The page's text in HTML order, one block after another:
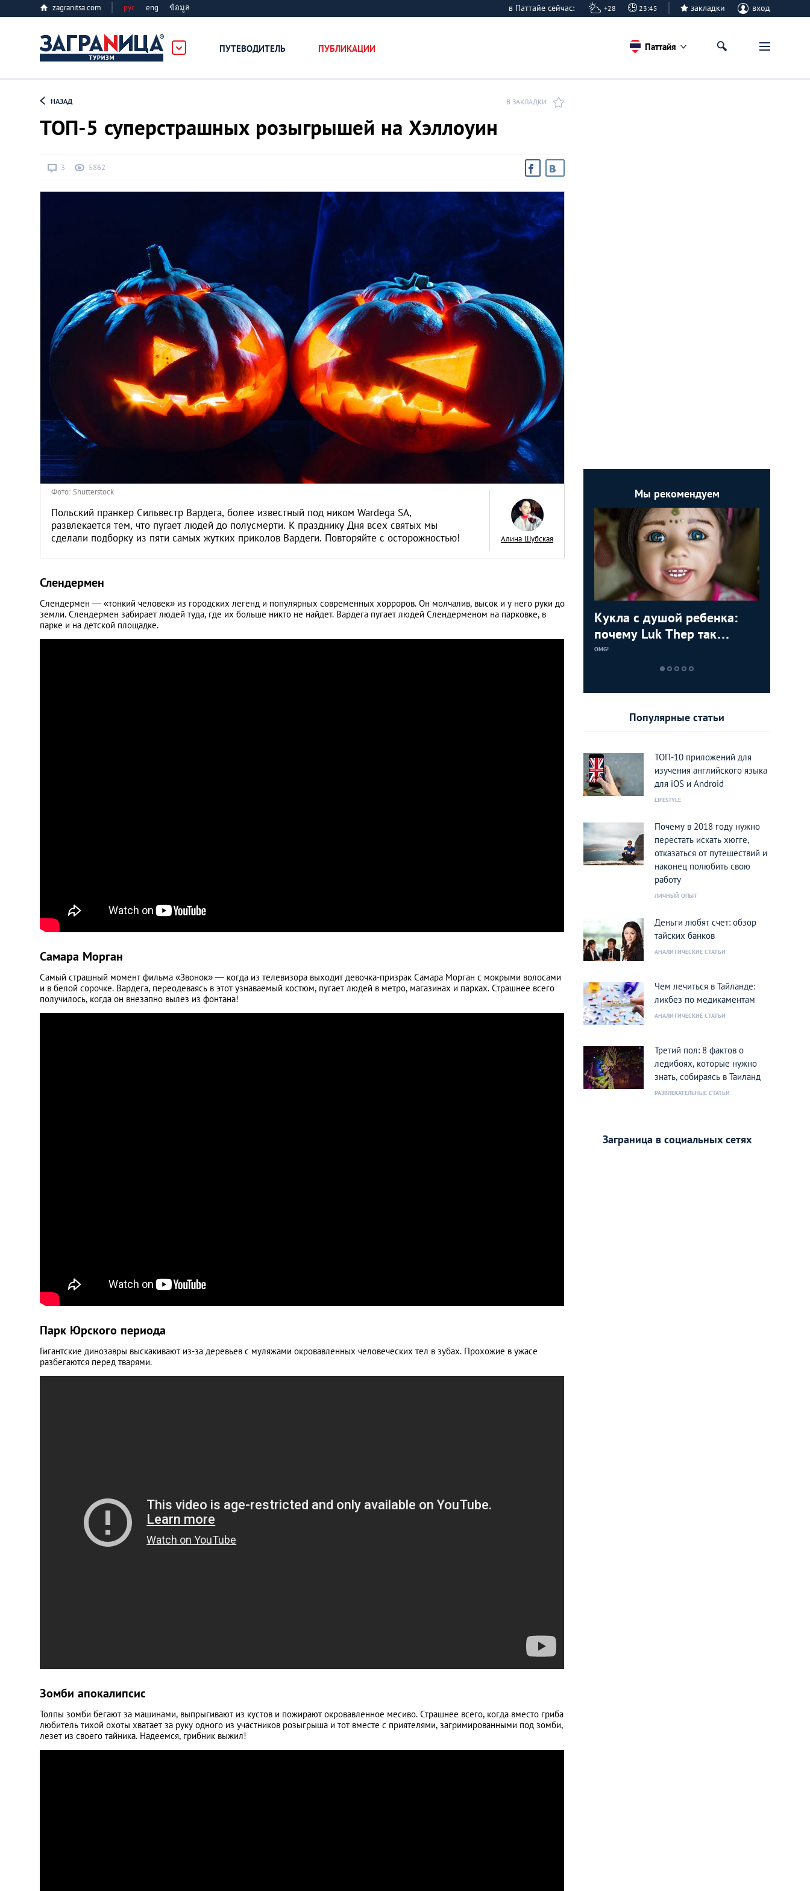
zagranitsa.com рус eng ข้อมูล в Паттайе сейчас: +28 23:45 закладки вход
ПУТЕВОДИТЕЛЬ ПУБЛИКАЦИИ
Алматы
Киев
Лондон
Лос-Анджелес
Москва
Париж
Санкт-Петербург
Паттайя
НАЗАД В ЗАКЛАДКИ
ТОП-5 суперстрашных розыгрышей на Хэллоуин
3 5862
Фото: Shutterstock
Польский пранкер Сильвестр Вардега, более известный под ником Wardega SA,
развлекается тем, что пугает людей до полусмерти. К празднику Дня всех святых мы
сделали подборку из пяти самых жутких приколов Вардеги. Повторяйте с осторожностью!
Алина Шубская
Слендермен
Слендермен — «тонкий человек» из городских легенд и популярных современных хорроров. Он молчалив, высок и у него руки до
земли. Слендермен забирает людей туда, где их больше никто не найдет. Вардега пугает людей Слендерменом на парковке, в
парке и на детской площадке.
Самара Морган
Самый страшный момент фильма «Звонок» — когда из телевизора выходит девочка-призрак Самара Морган с мокрыми волосами
и в белой сорочке. Вардега, переодеваясь в этот узнаваемый костюм, пугает людей в метро, магазинах и парках. Страшнее всего
получилось, когда он внезапно вылез из фонтана!
Парк Юрского периода
Гигантские динозавры выскакивают из-за деревьев с муляжами окровавленных человеческих тел в зубах. Прохожие в ужасе
разбегаются перед тварями.
Зомби апокалипсис
Толпы зомби бегают за машинами, выпрыгивают из кустов и пожирают окровавленное месиво. Страшнее всего, когда вместо гриба
любитель тихой охоты хватает за руку одного из участников розыгрыша и тот вместе с приятелями, загримированными под зомби,
лезет из своего тайника. Надеемся, грибник выжил!
Мы рекомендуем
Кукла с душой ребенка:
почему Luk Thep так
популярны среди тайцев
OMG!
Месть отвергнутой тайки:
Популярные статьи
ТОП-10 приложений для
изучения английского языка
для iOS и Android
LIFESTYLE
Почему в 2018 году нужно
перестать искать хюгге,
отказаться от путешествий и
наконец полюбить свою
работу
ЛИЧНЫЙ ОПЫТ
Деньги любят счет: обзор
тайских банков
АНАЛИТИЧЕСКИЕ СТАТЬИ
Чем лечиться в Тайланде:
ликбез по медикаментам
АНАЛИТИЧЕСКИЕ СТАТЬИ
Третий пол: 8 фактов о
ледибоях, которые нужно
знать, собираясь в Таиланд
РАЗВЛЕКАТЕЛЬНЫЕ СТАТЬИ
Заграница в социальных сетях